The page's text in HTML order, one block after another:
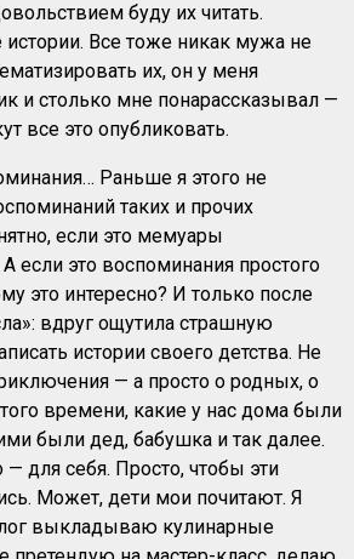
буду их читать.
Все тоже никак мужа не
их, он у меня
и столько мне понарассказывал —
все это опубликовать.
Раньше я этого не
таких и прочих
если это мемуары
если это воспоминания простого
это интересно? И только после
вдруг ощутила страшную
истории своего детства. Не
— а просто о родных, о
времени, какие у нас дома были
были дед, бабушка и так далее.
— для себя. Просто, чтобы эти
Может, дети мои почитают. Я
выкладываю кулинарные